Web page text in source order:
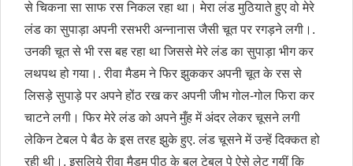
से चिकना सा साफ रस निकल रहा था। मेरा लंड मुठियाते हुए वो मेरे
लंड का सुपाड़ा अपनी रसभरी अन्नानास जैसी चूत पर रगड़ने लगी।.
उनकी चूत से भी रस बह रहा था जिससे मेरे लंड का सुपाड़ा भीग कर
लथपथ हो गया।. रीवा मैडम ने फिर झुककर अपनी चूत के रस से
लिसड़े सुपाड़े पर अपने होंठ रख कर अपनी जीभ गोल-गोल फिरा कर
चाटने लगी। फिर मेरे लंड को अपने मुँह में अंदर लेकर चूसने लगी
लेकिन टेबल पे बैठ के इस तरह झुके हुए. लंड चूसने में उन्हें दिक्कत हो
रही थी।. इसलिये रीवा मैडम पीठ के बल टेबल पे ऐसे लेट गयीं कि